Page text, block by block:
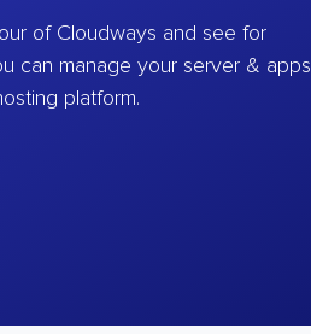
of Cloudways and see for
can manage your server & apps
platform.